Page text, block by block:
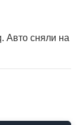
Авто сняли на